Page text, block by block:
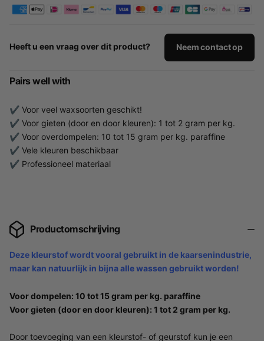
Heeft u een vraag over dit product? Neem contact op
Pairs well with
✔ Voor veel waxsoorten geschikt!
✔ Voor gieten (door en door kleuren): 1 tot 2 gram per kg.
✔ Voor overdompelen: 10 tot 15 gram per kg. paraffine
✔ Vele kleuren beschikbaar
✔ Professioneel materiaal
Productomschrijving
Deze kleurstof wordt vooral gebruikt in de kaarsenindustrie,
maar kan natuurlijk in bijna alle wassen gebruikt worden!
Voor dompelen: 10 tot 15 gram per kg. paraffine
Voor gieten (door en door kleuren): 1 tot 2 gram per kg.
Door toevoeging van een kleurstof- of geurstof kun je een